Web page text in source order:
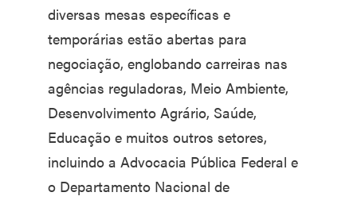
diversas mesas específicas e
temporárias estão abertas para
negociação, englobando carreiras nas
agências reguladoras, Meio Ambiente,
Desenvolvimento Agrário, Saúde,
Educação e muitos outros setores,
incluindo a Advocacia Pública Federal e
o Departamento Nacional de